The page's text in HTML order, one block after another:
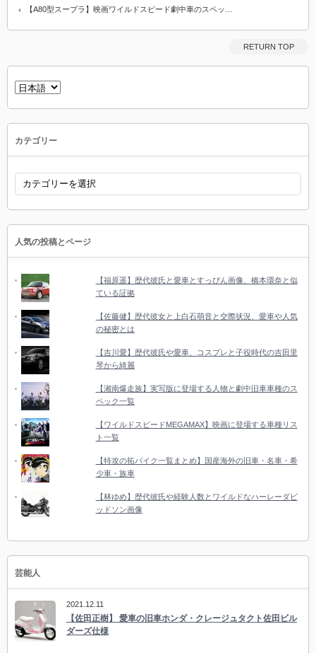
【A80型スープラ】映画ワイルドスピード劇中車のスペッ…
RETURN TOP
言
語
カテゴリー
カ
ゴ
リ
人気の投稿とページ
【福原遥】歴代彼氏と愛車とすっぴん画像、橋本環奈と似
ている証拠
【佐藤健】歴代彼女と上白石萌音と交際状況、愛車や人気
の秘密とは
【吉川愛】歴代彼氏や愛車、コスプレと子役時代の吉田里
琴から綺麗
【湘南爆走族】実写版に登場する人物と劇中旧車車種のス
ペック一覧
【ワイルドスピードMEGAMAX】映画に登場する車種リス
ト一覧
【特攻の拓バイク一覧まとめ】国産海外の旧車・名車・希
少車・族車
【林ゆめ】歴代彼氏や経験人数とワイルドなハーレーダビ
ッドソン画像
芸能人
2021.12.11
【佐田正樹】 愛車の旧車ホンダ・クレージュタクト佐田ビル
ダーズ仕様